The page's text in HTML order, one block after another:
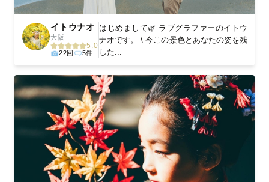
イトウナオ
大阪
5.0
22回 5件
はじめまして🌿 ラブグラファーのイトウ
ナオです。 \ 今この景色とあなたの姿を残
した...